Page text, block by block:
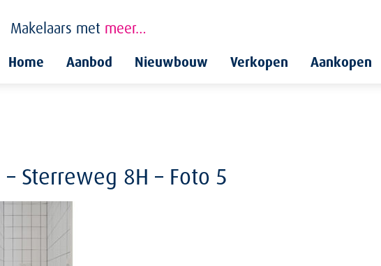
Makelaars met meer…
Home Aanbod Nieuwbouw Verkopen Aankopen
Sterreweg 8H – Foto 5